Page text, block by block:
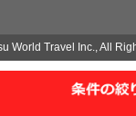
World Travel Inc., All